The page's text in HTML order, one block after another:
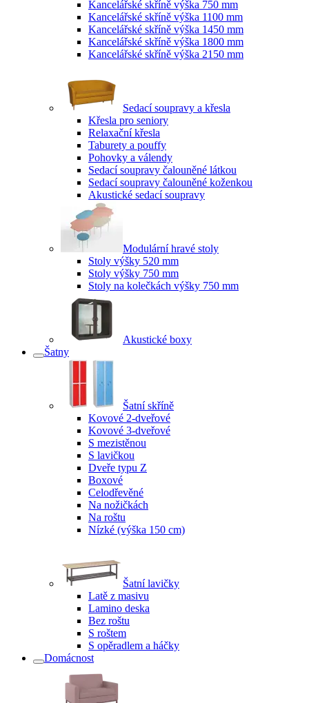
Kancelářské skříně výška 750 mm
Kancelářské skříně výška 1100 mm
Kancelářské skříně výška 1450 mm
Kancelářské skříně výška 1800 mm
Kancelářské skříně výška 2150 mm
Sedací soupravy a křesla
Křesla pro seniory
Relaxační křesla
Taburety a pouffy
Pohovky a válendy
Sedací soupravy čalouněné látkou
Sedací soupravy čalouněné koženkou
Akustické sedací soupravy
Modulární hravé stoly
Stoly výšky 520 mm
Stoly výšky 750 mm
Stoly na kolečkách výšky 750 mm
Akustické boxy
Šatny
Šatní skříně
Kovové 2-dveřové
Kovové 3-dveřové
S mezistěnou
S lavičkou
Dveře typu Z
Boxové
Celodřevěné
Na nožičkách
Na roštu
Nízké (výška 150 cm)
Šatní lavičky
Latě z masivu
Lamino deska
Bez roštu
S roštem
S opěradlem a háčky
Domácnost